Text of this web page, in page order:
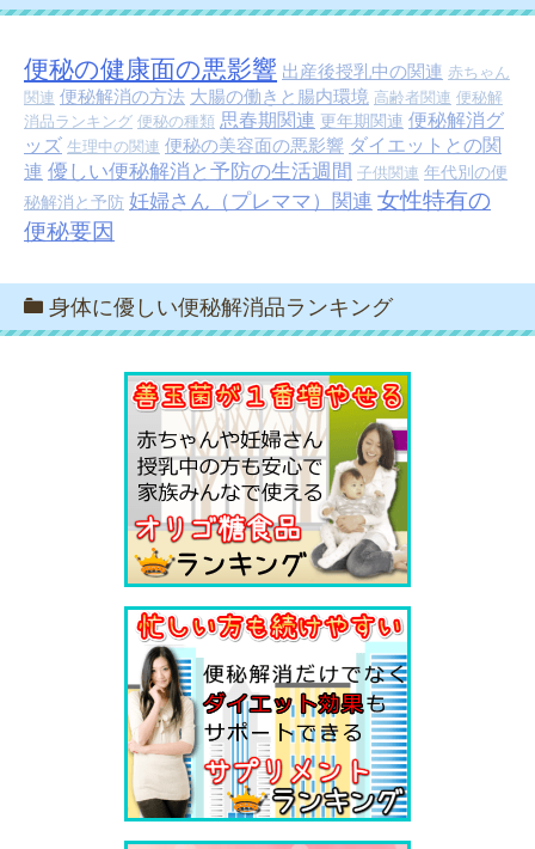
便秘の健康面の悪影響 出産後授乳中の関連 赤ちゃん
関連 便秘解消の方法 大腸の働きと腸内環境 高齢者関連 便秘解
消品ランキング 便秘の種類 思春期関連 更年期関連 便秘解消グ
ッズ 生理中の関連 便秘の美容面の悪影響 ダイエットとの関
連 優しい便秘解消と予防の生活週間 子供関連 年代別の便
秘解消と予防 妊婦さん（プレママ）関連 女性特有の
便秘要因
身体に優しい便秘解消品ランキング